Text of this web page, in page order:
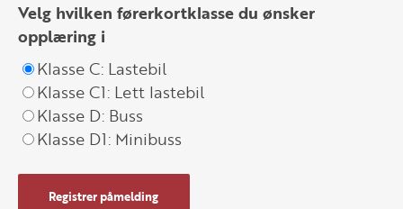
Velg hvilken førerkortklasse du ønsker
opplæring i
Klasse C: Lastebil
Klasse C1: Lett lastebil
Klasse D: Buss
Klasse D1: Minibuss
Registrer påmelding